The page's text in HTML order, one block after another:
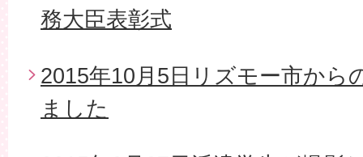
務大臣表彰式
2015年10月5日リズモー市から
ました